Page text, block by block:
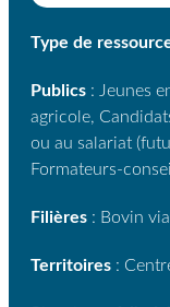
Type de
Publics : Jeunes
agricole,
ou au salariat
Formateurs-
Filières : Bovin
Territoires :